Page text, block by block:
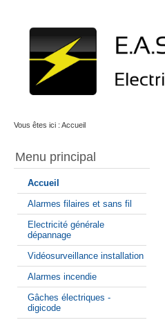
Vous êtes ici : Accueil
Menu principal
Accueil
Alarmes filaires et sans fil
Electricité générale
dépannage
Vidéosurveillance installation
Alarmes incendie
Gâches électriques -
digicode